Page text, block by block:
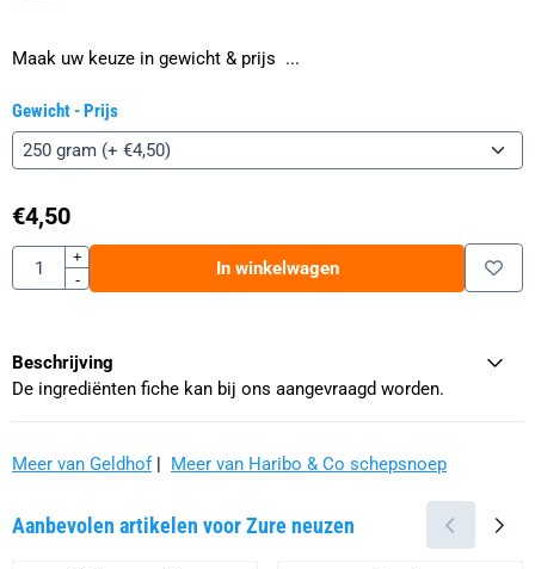
Maak uw keuze in gewicht & prijs ...
Gewicht - Prijs
€4,50
Aantal
+
-
In winkelwagen
Beschrijving
De ingrediënten fiche kan bij ons aangevraagd worden.
Meer van Geldhof| Meer van Haribo & Co schepsnoep
Aanbevolen artikelen voorZure neuzen